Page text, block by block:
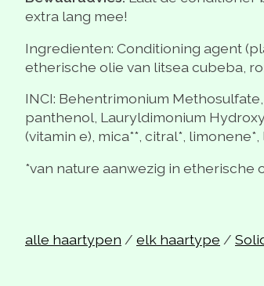
extra lang mee!
Ingredienten: Conditioning agent
etherische olie van litsea cubeba,
INCI: Behentrimonium
panthenol, Lauryldimonium
(vitamin e), mica**, citral*,
*van nature aanwezig in etherische
alle haartypen / elk haartype /